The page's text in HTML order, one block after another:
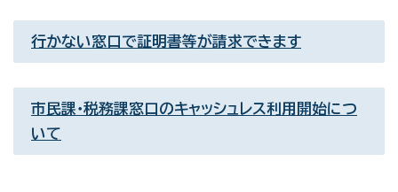
行かない窓口で証明書等が請求できます
市民課・税務課窓口のキャッシュレス利用開始につ
いて